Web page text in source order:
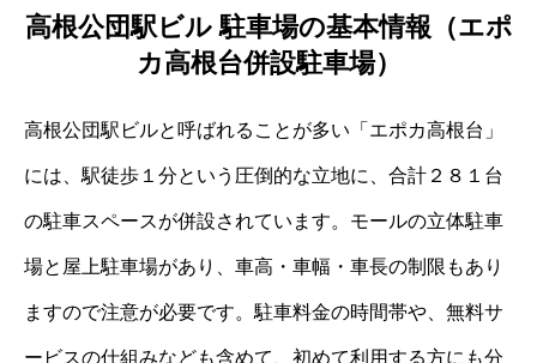
高根公団駅ビル 駐車場の基本情報（エポ
カ高根台併設駐車場）
高根公団駅ビルと呼ばれることが多い「エポカ高根台」
には、駅徒歩１分という圧倒的な立地に、合計２８１台
の駐車スペースが併設されています。モールの立体駐車
場と屋上駐車場があり、車高・車幅・車長の制限もあり
ますので注意が必要です。駐車料金の時間帯や、無料サ
ービスの仕組みなども含めて、初めて利用する方にも分